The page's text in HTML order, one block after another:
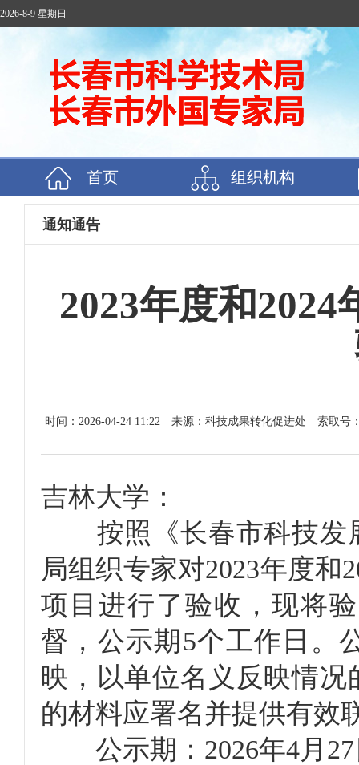
2026-8-9 星期日
首页 组织机构
通知通告
2023年度和
时间：2026-04-24 11:22 来源：科技成果转化促进处 索取号
吉林大学：
按照《长春市科技发
局组织专家对2023年度和
项目进行了验收，现将
督，公示期5个工作日。
映，以单位名义反映情
的材料应署名并提供有效
公示期：2026年4月